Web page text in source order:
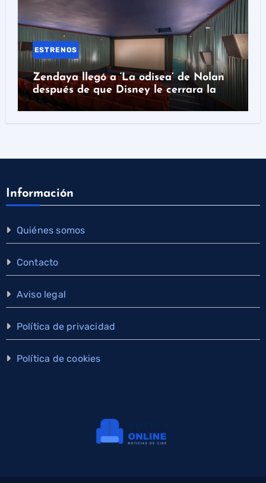
ESTRENOS
Zendaya llegó a ‘La odisea’ de Nolan
después de que Disney le cerrara la
puerta
Información
Quiénes somos
Contacto
Aviso legal
Política de privacidad
Política de cookies